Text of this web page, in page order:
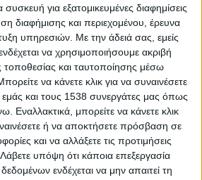
για εξατομικευμένες διαφημίσεις
διαφήμισης και περιεχομένου, έρευνα
υπηρεσιών. Με την άδειά σας, εμείς
να χρησιμοποιήσουμε ακριβή
τοποθεσίας και ταυτοποίησης μέσω
να κάνετε κλικ για να συναινέσετε
και τους 1538 συνεργάτες μας όπως
Εναλλακτικά, μπορείτε να κάνετε κλικ
ή να αποκτήσετε πρόσβαση σε
και να αλλάξετε τις προτιμήσεις
Λάβετε υπόψη ότι κάποια επεξεργασία
ενδέχεται να μην απαιτεί τη
ΤΟΕΒ Παραβόλας. Παραβόλα
2022
διεύθυνση: Γρηγορίου
Αγρίνιο)
Αγροτικής Οικονομίας
& Εκμηχάνισης της
Αγρινίου – Αγρίνιο
κυρωμένων εγγράφων .